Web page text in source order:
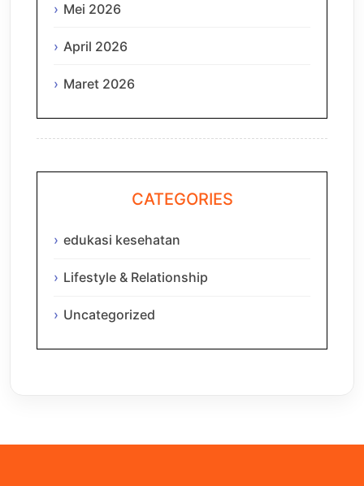
Mei 2026
April 2026
Maret 2026
CATEGORIES
edukasi kesehatan
Lifestyle & Relationship
Uncategorized